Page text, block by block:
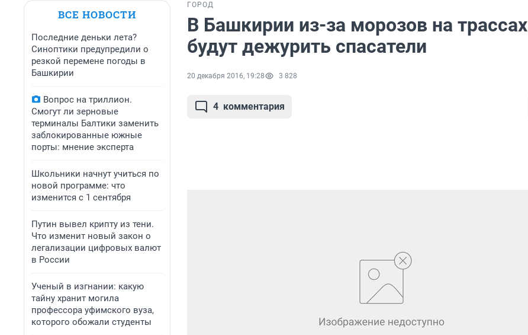
ВСЕ НОВОСТИ
Последние деньки лета?
Синоптики предупредили о
резкой перемене погоды в
Башкирии
Вопрос на триллион.
Смогут ли зерновые
терминалы Балтики заменить
заблокированные южные
порты: мнение эксперта
Школьники начнут учиться по
новой программе: что
изменится с 1 сентября
Путин вывел крипту из тени.
Что изменит новый закон о
легализации цифровых валют
в России
Ученый в изгнании: какую
тайну хранит могила
профессора уфимского вуза,
которого обожали студенты
ГОРОД
В Башкирии из-за морозов на трассах
будут дежурить спасатели
20 декабря 2016, 19:28 3 828
4 комментария